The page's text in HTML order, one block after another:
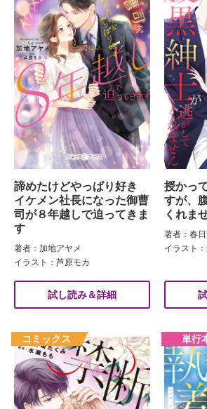
諦めたけどやっぱり好き
イケメン社長になった御曹
司が８年越しで迫ってきま
す
著者：加地アヤメ
イラスト：芦原モカ
試し読み＆詳細
授かっ
すが、
くれま
著者：春
イラスト